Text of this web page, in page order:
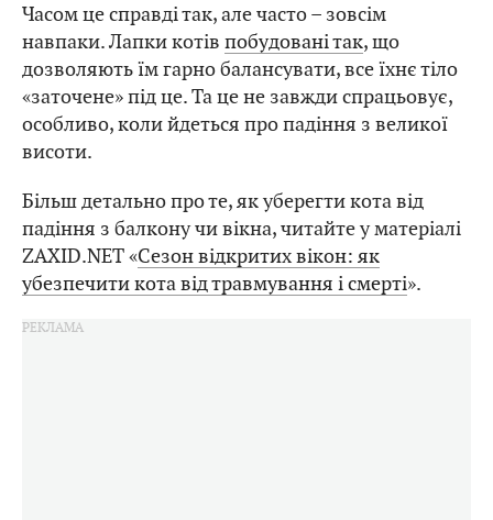
Часом це справді так, але часто – зовсім
навпаки. Лапки котів побудовані так, що
дозволяють їм гарно балансувати, все їхнє тіло
«заточене» під це. Та це не завжди спрацьовує,
особливо, коли йдеться про падіння з великої
висоти.
Більш детально про те, як уберегти кота від
падіння з балкону чи вікна, читайте у матеріалі
ZAXID.NET «Сезон відкритих вікон: як
убезпечити кота від травмування і смерті».